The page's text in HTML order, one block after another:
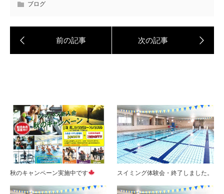
ブログ
秋のキャンペーン実施中です スイミング体験会・終了しました。